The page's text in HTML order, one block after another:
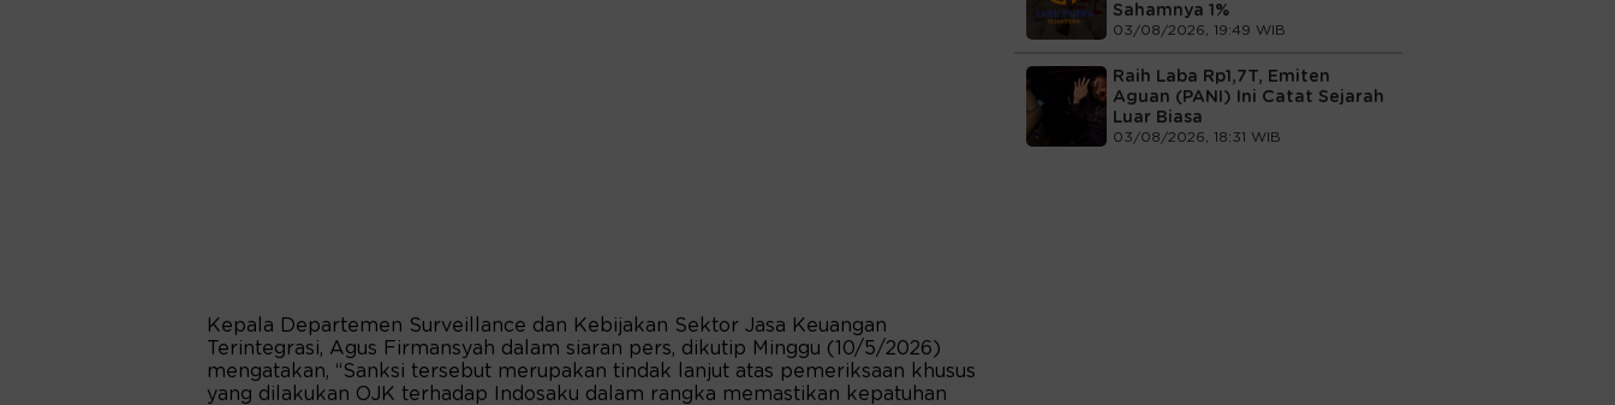
Kepala Departemen Surveillance dan Kebijakan Sektor Jasa Keuangan
Terintegrasi, Agus Firmansyah dalam siaran pers, dikutip Minggu (10/5/2026)
mengatakan, “Sanksi tersebut merupakan tindak lanjut atas pemeriksaan khusus
yang dilakukan OJK terhadap Indosaku dalam rangka memastikan kepatuhan
Sahamnya 1%
03/08/2026, 19:49 WIB
Raih Laba Rp1,7T, Emiten
Aguan (PANI) Ini Catat Sejarah
Luar Biasa
03/08/2026, 18:31 WIB